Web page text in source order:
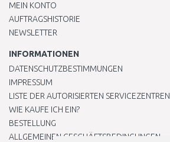
MEIN KONTO
AUFTRAGSHISTORIE
NEWSLETTER
INFORMATIONEN
DATENSCHUTZBESTIMMUNGEN
IMPRESSUM
LISTE DER AUTORISIERTEN SERVICEZENTREN
WIE KAUFE ICH EIN?
BESTELLUNG
ALLGEMEINEN GESCHÄFTSBEDINGUNGEN